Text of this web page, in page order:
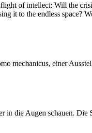
of intellect: Will the
it to the endless space?
mechanicus, einer
die Augen schauen. Die